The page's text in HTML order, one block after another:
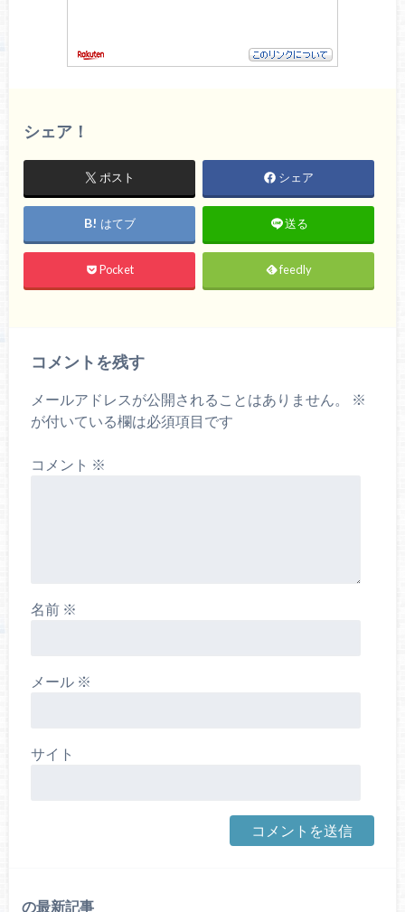
シェア！
ポスト シェア
はてブ 送る
Pocket feedly
コメントを残す
メールアドレスが公開されることはありません。
※
が付いている欄は必須項目です
コメント ※
名前 ※
メール ※
サイト
の最新記事